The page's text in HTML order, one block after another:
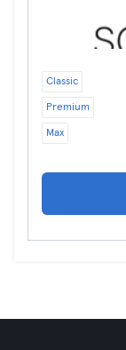
Classic
Premium
Max